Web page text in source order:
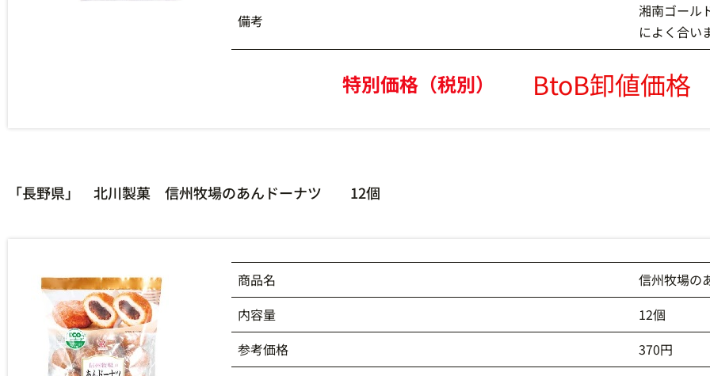
備考
湘南ゴール
によく合い
特別価格（税別） BtoB卸値価格
「長野県」 北川製菓 信州牧場のあんドーナツ 12個
商品名
信州牧場の
内容量
12個
参考価格
370円